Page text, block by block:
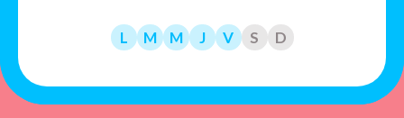
L M M J V S D